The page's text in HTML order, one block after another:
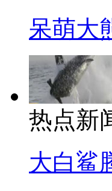
呆萌大
热点新
大白鲨